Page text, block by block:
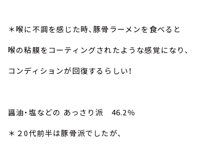
＊喉に不調を感じた時、豚骨ラーメンを食べると
喉の粘膜をコーティングされたような感覚になり、
コンディションが回復するらしい！
醤油・塩などの あっさり派 46.2％
＊２0代前半は豚骨派でしたが、